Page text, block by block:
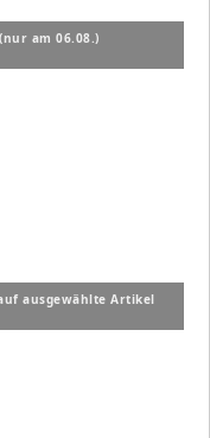
am 06.08.)
ausgewählte Artikel